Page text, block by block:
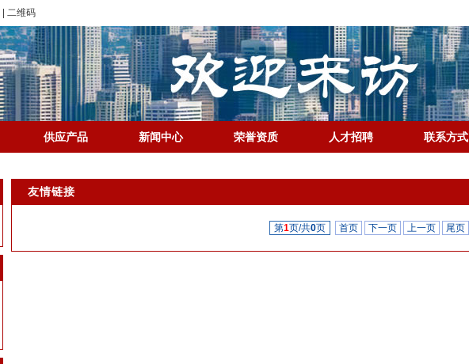
二维码
供应产品 新闻中心 荣誉资质 人才招聘 联系方式
友情链接
第1页/共0页 首页 下一页 上一页 尾页